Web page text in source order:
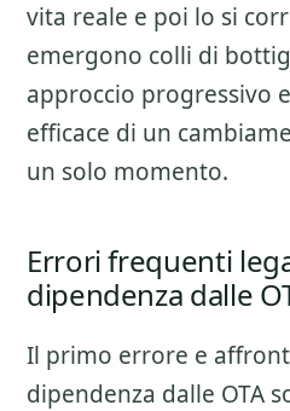
vita reale e poi lo si
emergono colli di
approccio progressivo
efficace di un
un solo momento.
Errori frequenti
dipendenza dalle
Il primo errore e
dipendenza dalle OTA